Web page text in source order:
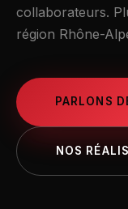
collaborateurs.
région Rhône-
PARLONS
NOS